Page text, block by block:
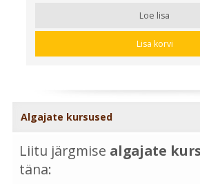
Loe lisa
Lisa korvi
Algajate kursused
Liitu järgmise algajate
täna: